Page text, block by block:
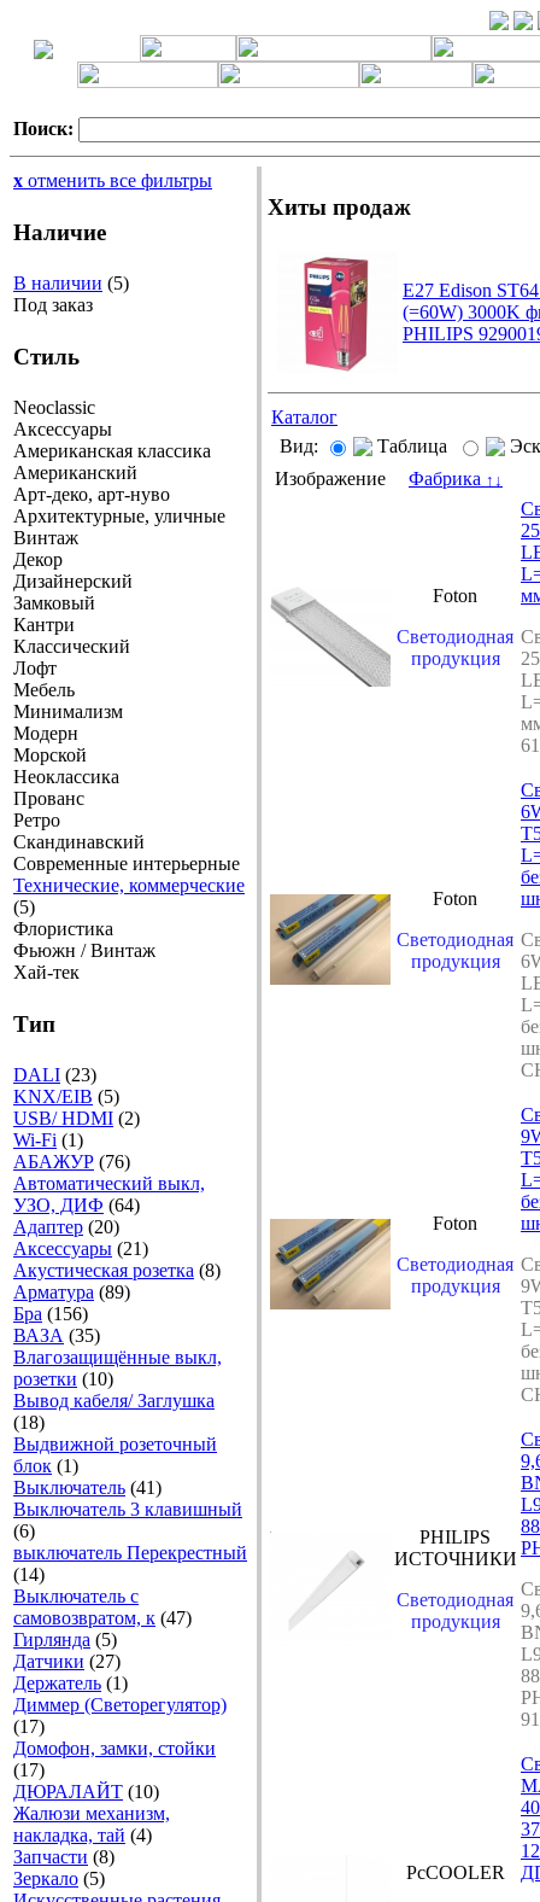
Поиск:
x отменить все фильтры
Наличие
В наличии (5)
Под заказ
Стиль
Neoclassic
Аксессуары
Американская классика
Американский
Арт-деко, арт-нуво
Архитектурные, уличные
Винтаж
Декор
Дизайнерский
Замковый
Кантри
Классический
Лофт
Мебель
Минимализм
Модерн
Морской
Неоклассика
Прованс
Ретро
Скандинавский
Современные интерьерные
Технические, коммерческие
(5)
Флористика
Фьюжн / Винтаж
Хай-тек
Тип
DALI (23)
KNX/EIB (5)
USB/ HDMI (2)
Wi-Fi (1)
АБАЖУР (76)
Автоматический выкл,
УЗО, ДИФ (64)
Адаптер (20)
Аксесcуары (21)
Акустическая розетка (8)
Арматура (89)
Бра (156)
ВАЗА (35)
Влагозащищённые выкл,
розетки (10)
Вывод кабеля/ Заглушка
(18)
Выдвижной розеточный
блок (1)
Выключатель (41)
Выключатель 3 клавишный
(6)
выключатель Перекрестный
(14)
Выключатель с
самовозвратом, к (47)
Гирлянда (5)
Датчики (27)
Держатель (1)
Диммер (Светорегулятор)
(17)
Домофон, замки, стойки
(17)
ДЮРАЛАЙТ (10)
Жалюзи механизм,
накладка, тай (4)
Запчасти (8)
Зеркало (5)
Хиты продаж
E27 Edison
(=60W) 3000K
PHILIPS
Каталог
Вид:
Таблица
Изображение
Фабрика ↑ ↓
Foton
Светодиодная
продукция
Foton
Светодиодная
продукция
Foton
Светодиодная
продукция
PHILIPS
ИСТОЧНИКИ
Светодиодная
продукция
PcCOOLER